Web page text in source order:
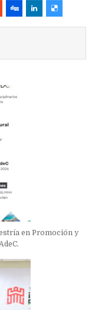
en Promoción y